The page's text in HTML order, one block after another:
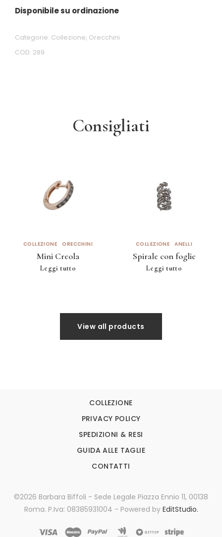
Disponibile su ordinazione
COD: 289
Categorie: Collezione, Orecchini
Consigliati
COLLEZIONE ORECCHINI
Mini Creola
Leggi tutto
COLLEZIONE ANELLI
Spirale con foglie
Leggi tutto
View all products
COLLEZIONE
PRIVACY POLICY
SPEDIZIONI & RESI
GUIDA ALLE TAGLIE
CONTATTI
©2026 Barbara Biffoli - Sede Legale Piazza Ennio 11, 00138
Roma. P.Iva: 08385931004 - Powered by EditStudio.